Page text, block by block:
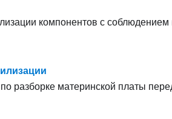
компонентов с соблюдением
разборке материнской платы